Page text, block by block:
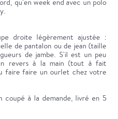
qu'en week end avec un polo
droite légèrement ajustée :
de pantalon ou de jean (taille
de jambe. S'il est un peu
revers à la main (tout à fait
faire faire un ourlet chez votre
coupé à la demande, livré en 5